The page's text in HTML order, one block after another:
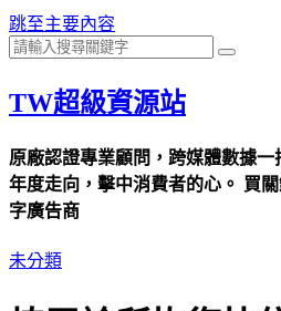
跳至主要內容
TW超級資源站
原廠認證專業顧問，跨媒體數據一
年度走向，擊中消費者的心。 買
字廣告商
未分類